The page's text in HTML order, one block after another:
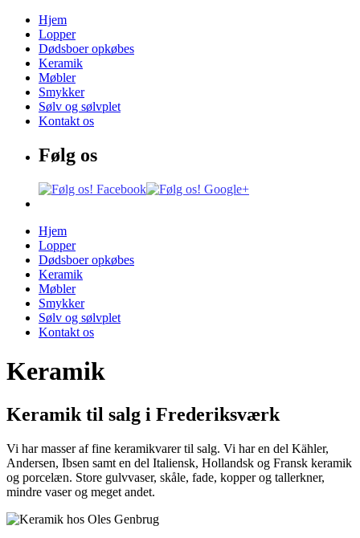
Hjem
Lopper
Dødsboer opkøbes
Keramik
Møbler
Smykker
Sølv og sølvplet
Kontakt os
Følg os
Hjem
Lopper
Dødsboer opkøbes
Keramik
Møbler
Smykker
Sølv og sølvplet
Kontakt os
Keramik
Keramik til salg i Frederiksværk
Vi har masser af fine keramikvarer til salg. Vi har en del Kähler,
Andersen, Ibsen samt en del Italiensk, Hollandsk og Fransk keramik
og porcelæn. Store gulvvaser, skåle, fade, kopper og tallerkner,
mindre vaser og meget andet.